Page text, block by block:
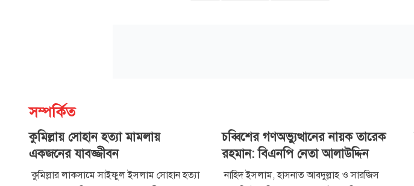
সম্পর্কিত
কুমিল্লায় সোহান হত্যা মামলায়
একজনের যাবজ্জীবন
কুমিল্লার লাকসামে সাইফুল ইসলাম সোহান হত্যা
চব্বিশের গণঅভ্যুত্থানের নায়ক তারেক
রহমান: বিএনপি নেতা আলাউদ্দিন
নাহিদ ইসলাম, হাসনাত আবদুল্লাহ ও সারজিস